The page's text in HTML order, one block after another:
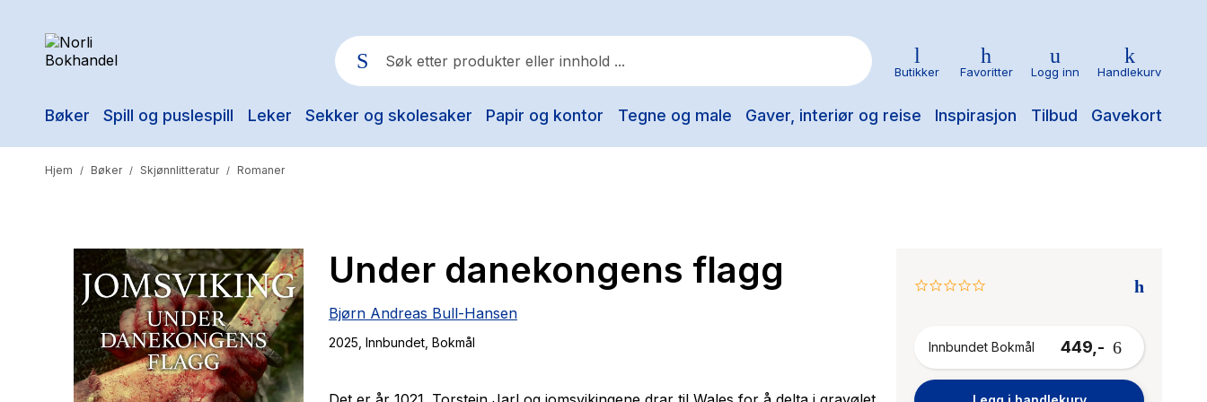
Bøker Spill og puslespill Leker Sekker og skolesaker Papir og kontor Tegne og male Gaver, interiør og reise Inspirasjon Tilbud Gavekort
Populære søk
Yesteryear
The Housemaid
Butikker Favoritter Logg inn Handlekurv
Hjem / Bøker / Skjønnlitteratur / Romaner
Under danekongens flagg
Bjørn Andreas Bull-Hansen
2025 , Innbundet , Bokmål
0.0
Innbundet Bokmål
449,-